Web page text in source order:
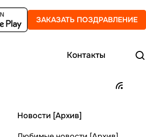
ЗАКАЗАТЬ ПОЗДРАВЛЕНИЕ
Контакты
Новости [Архив]